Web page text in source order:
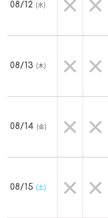
08/12 (水)
08/13 (木)
08/14 (金)
08/15 (土)